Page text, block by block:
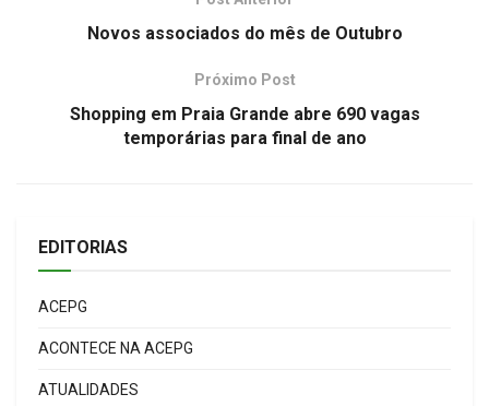
Novos associados do mês de Outubro
Próximo Post
Shopping em Praia Grande abre 690 vagas
temporárias para final de ano
EDITORIAS
ACEPG
ACONTECE NA ACEPG
ATUALIDADES